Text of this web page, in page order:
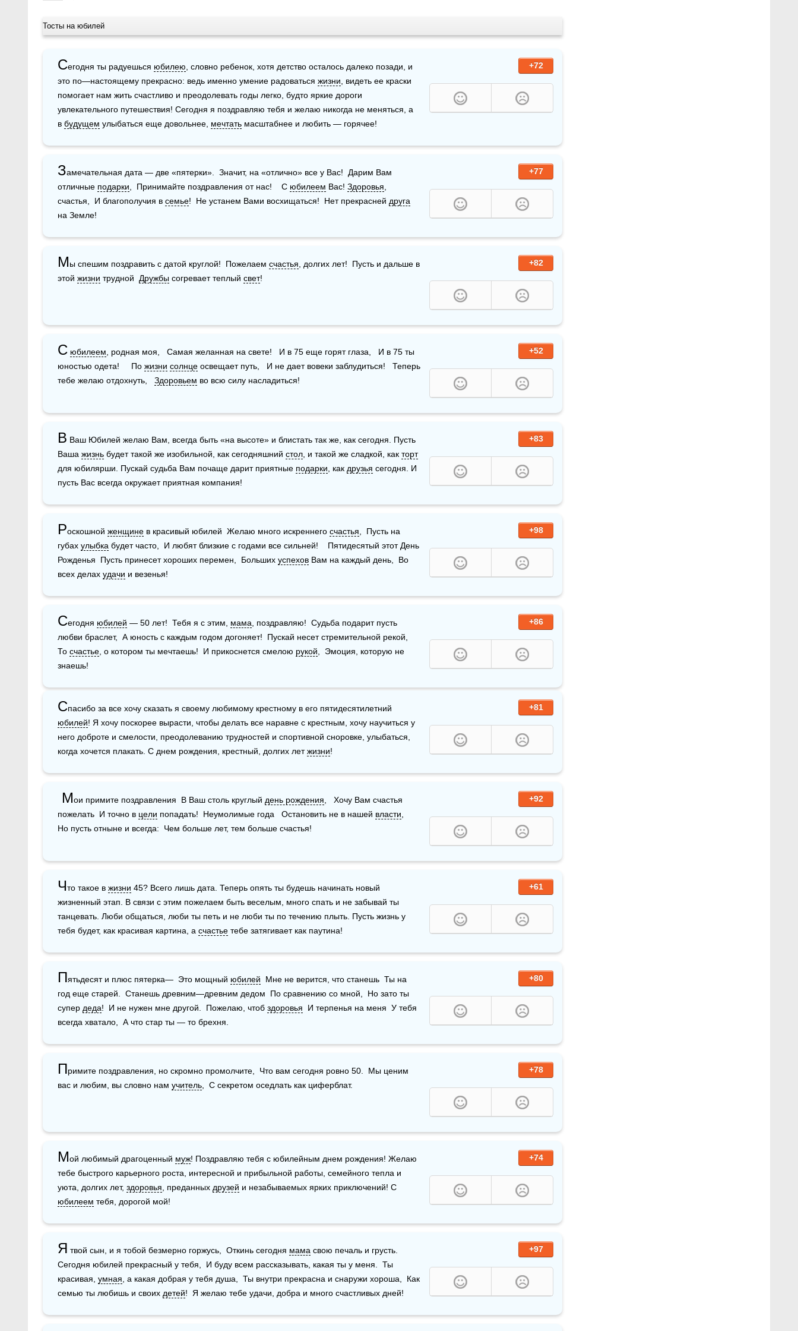
Тосты на юбилей
+72
Сегодня ты радуешься юбилею , словно ребенок, хотя детство осталось далеко позади, и
это по—настоящему прекрасно: ведь именно умение радоваться жизни , видеть ее краски
помогает нам жить счастливо и преодолевать годы легко, будто яркие дороги
увлекательного путешествия! Сегодня я поздравляю тебя и желаю никогда не меняться, а
в будущем улыбаться еще довольнее, мечтать масштабнее и любить — горячее!
+77
Замечательная дата — две «пятерки».  Значит, на «отлично» все у Вас!  Дарим Вам
отличные подарки ,  Принимайте поздравления от нас!    С юбилеем Вас! Здоровья
счастья,  И благополучия в семье!  Не устанем Вами восхищаться!  Нет прекрасней друга
на Земле!
+82
Мы спешим поздравить с датой круглой!  Пожелаем счастья , долгих лет!  Пусть и дальше в
этой жизни трудной Дружбы согревает теплый свет!
+52
С юбилеем , родная моя,   Самая желанная на свете!   И в 75 еще горят глаза,   И в 75 ты
юностью одета!     По жизни солнце освещает путь,   И не дает вовеки заблудиться!   Теперь
тебе желаю отдохнуть, Здоровьем во всю силу насладиться!
+83
В Ваш Юбилей желаю Вам, всегда быть «на высоте» и блистать так же, как сегодня. Пусть
Ваша жизнь будет такой же изобильной, как сегодняшний стол , и такой же сладкой, как торт
для юбилярши. Пускай судьба Вам почаще дарит приятные подарки , как друзья сегодня. И
пусть Вас всегда окружает приятная компания!
+98
Роскошной женщине в красивый юбилей  Желаю много искреннего счастья ,  Пусть на
губах улыбка будет часто,  И любят близкие с годами все сильней!    Пятидесятый этот День
Рожденья  Пусть принесет хороших перемен,  Больших успехов Вам на каждый день,  Во
всех делах удачи и везенья!
+86
Сегодня юбилей — 50 лет!  Тебя я с этим, мама , поздравляю!  Судьба подарит пусть
любви браслет,  А юность с каждым годом догоняет!  Пускай несет стремительной рекой,
То счастье , о котором ты мечтаешь!  И прикоснется смелою рукой ,  Эмоция, которую не
знаешь!
+81
С
юбилей! Я хочу поскорее вырасти, чтобы делать все наравне с крестным, хочу научиться у
него доброте и смелости, преодолеванию трудностей и спортивной сноровке, улыбаться,
когда хочется плакать. С днем рождения, крестный, долгих лет жизни!
+92
ои примите поздравления  В Ваш столь круглый день рождения ,   Хочу Вам счастья
пожелать  И точно в цели попадать!  Неумолимые года   Остановить не в нашей власти
Но пусть отныне и всегда:  Чем больше лет, тем больше счастья!
+61
Что такое в жизни 45? Всего лишь дата. Теперь опять ты будешь начинать новый
жизненный этап. В связи с этим пожелаем быть веселым, много спать и не забывай ты
танцевать. Люби общаться, люби ты петь и не люби ты по течению плыть. Пусть жизнь у
тебя будет, как красивая картина, а счастье тебе затягивает как паутина!
+80
Пятьдесят и плюс пятерка—  Это мощный юбилей
  Мне не верится, что станешь  Ты на
год еще старей.  Станешь древним—древним дедом  По сравнению со мной,  Но зато ты
супер деда!  И не нужен мне другой.  Пожелаю, чтоб здоровья
  И терпенья на меня  У тебя
всегда хватало,  А что стар ты — то брехня.
+78
Примите поздравления, но скромно промолчите,  Что вам сегодня ровно 50.  Мы ценим
вас и любим, вы словно нам учитель ,  С секретом оседлать как циферблат.
+74
Мой любимый драгоценный муж! Поздравляю тебя с юбилейным днем рождения! Желаю
тебе быстрого карьерного роста, интересной и прибыльной работы, семейного тепла и
уюта, долгих лет, здоровья , преданных друзей
юбилеем тебя, дорогой мой!
+97
Я твой сын, и я тобой безмерно горжусь,  Откинь сегодня мама свою печаль и грусть.
Сегодня юбилей прекрасный у тебя,  И буду всем рассказывать, какая ты у меня.  Ты
красивая, умная , а какая добрая у тебя душа,  Ты внутри прекрасна и снаружи хороша,  Как
семью ты любишь и своих детей!  Я желаю тебе удачи, добра и много счастливых дней!